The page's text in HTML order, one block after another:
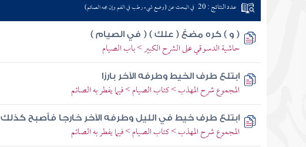
عدد النتائج : 20 في البحث عن (وضع شيء رطب في الفم وإن مجه الصائم)
( و ) كره مضغ ( علك ) ( في الصيام )
حاشية الدسوقي على الشرح الكبير > باب الصيام
ابتلع طرف الخيط وطرفه الآخر بارزا
المجموع شرح المهذب > كتاب الصيام > فيما يفطر به الصائم
ابتلع طرف خيط في الليل وطرفه الآخر خارجا فأصبح كذلك
المجموع شرح المهذب > كتاب الصيام > فيما يفطر به الصائم